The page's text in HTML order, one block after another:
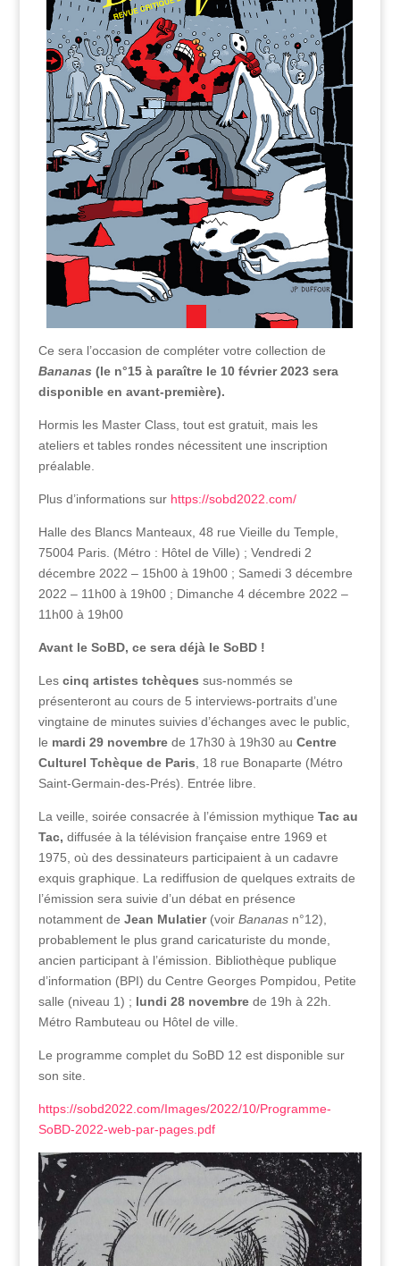
Ce sera l’occasion de compléter votre collection de
Bananas (le n°15 à paraître le 10 février 2023 sera
disponible en avant-première).
Hormis les Master Class, tout est gratuit, mais les
ateliers et tables rondes nécessitent une inscription
préalable.
Plus d’informations sur https://sobd2022.com/
Halle des Blancs Manteaux, 48 rue Vieille du Temple,
75004 Paris. (Métro : Hôtel de Ville) ; Vendredi 2
décembre 2022 – 15h00 à 19h00 ; Samedi 3 décembre
2022 – 11h00 à 19h00 ; Dimanche 4 décembre 2022 –
11h00 à 19h00
Avant le SoBD, ce sera déjà le SoBD !
Les cinq artistes tchèques sus-nommés se
présenteront au cours de 5 interviews-portraits d’une
vingtaine de minutes suivies d’échanges avec le public,
le mardi 29 novembrede 17h30 à 19h30 au Centre
Culturel Tchèque de Paris , 18 rue Bonaparte (Métro
Saint-Germain-des-Prés). Entrée libre.
La veille, soirée consacrée à l’émission mythique Tac au
Tac, diffusée à la télévision française entre 1969 et
1975, où des dessinateurs participaient à un cadavre
exquis graphique. La rediffusion de quelques extraits de
l’émission sera suivie d’un débat en présence
notamment de Jean Mulatier (voir Bananasn°12),
probablement le plus grand caricaturiste du monde,
ancien participant à l’émission. Bibliothèque publique
d’information (BPI) du Centre Georges Pompidou, Petite
salle (niveau 1) ; lundi 28 novembrede 19h à 22h.
Métro Rambuteau ou Hôtel de ville.
Le programme complet du SoBD 12 est disponible sur
son site.
https://sobd2022.com/Images/2022/10/Programme-
SoBD-2022-web-par-pages.pdf